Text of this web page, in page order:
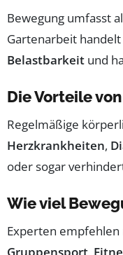
Bewegung umfasst
Gartenarbeit
Belastbarkeit und
Die Vorteile
Regelmäßige
Herzkrankheiten,
oder sogar
Wie viel
Experten
Gruppensport